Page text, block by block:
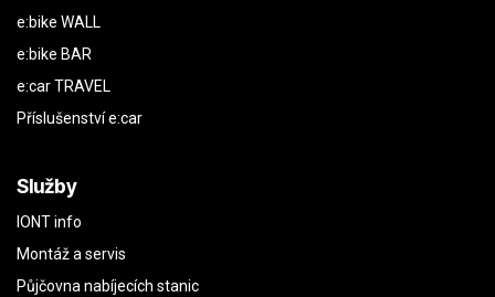
e:bike WALL
e:bike BAR
e:car TRAVEL
Příslušenství e:car
Služby
IONT info
Montáž a servis
Půjčovna nabíjecích stanic